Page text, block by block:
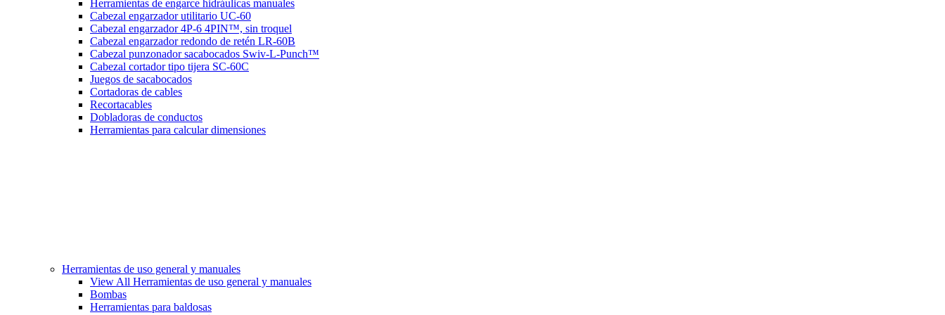
Herramientas de engarce hidráulicas manuales
Cabezal engarzador utilitario UC-60
Cabezal engarzador 4P-6 4PIN™, sin troquel
Cabezal engarzador redondo de retén LR-60B
Cabezal punzonador sacabocados Swiv-L-Punch™
Cabezal cortador tipo tijera SC-60C
Juegos de sacabocados
Cortadoras de cables
Recortacables
Dobladoras de conductos
Herramientas para calcular dimensiones
Herramientas de uso general y manuales
View All Herramientas de uso general y manuales
Bombas
Herramientas para baldosas